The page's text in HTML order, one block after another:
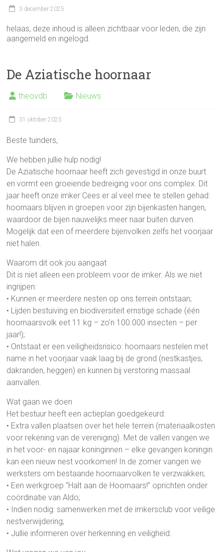
3 december 2025
helaas, deze inhoud is alleen zichtbaar voor leden, die zijn
aangemeld en ingelogd.
De Aziatische hoornaar
theovdb Nieuws
31 oktober 2025
Beste tuinders,
We hebben jullie hulp nodig!
De Aziatische hoornaar heeft zich gevestigd in onze buurt
en vormt een groeiende bedreiging voor ons complex. Dit
jaar heeft onze imker Cees er al veel mee te stellen gehad:
hoornaars blijven in groepen voor zijn bijenkasten hangen,
waardoor de bijen nauwelijks meer naar buiten durven.
Mogelijk dat een of meerdere bijenvolken zelfs het voorjaar
niet halen.
Waarom dit ook jou aangaat
Dit is niet alleen een probleem voor de imker. Als we niet
ingrijpen:
• Kunnen er meerdere nesten op ons terrein ontstaan;
• Lijden bestuiving en biodiversiteit ernstige schade (één
hoornaarsvolk eet 11 kg – zo’n 100.000 insecten – per
jaar!);
• Ontstaat er een veiligheidsrisico: hoornaars nestelen met
name in het voorjaar vaak laag bij de grond (nestkastjes,
dakranden, heggen) en kunnen bij verstoring massaal
aanvallen.
Wat gaan we doen
Het bestuur heeft een actieplan goedgekeurd:
• Extra vallen plaatsen over het hele terrein (materiaalkosten
voor rekening van de vereniging). Met de vallen vangen we
in het voor- en najaar koninginnen – elke gevangen koningin
kan een nieuw nest voorkomen! In de zomer vangen we
werksters om bestaande hoornaarvolken te verzwakken;
• Een werkgroep “Halt aan de Hoornaars!” oprichten onder
coördinatie van Aldo;
• Indien nodig: samenwerken met de imkersclub voor veilige
nestverwijdering;
• Jullie informeren over herkenning en veiligheid.